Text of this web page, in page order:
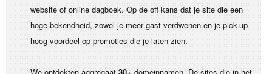
website of online dagboek. Op de off kans dat je site die een
hoge bekendheid, zowel je meer gast verdwenen en je pick-up
hoog voordeel op promoties die je laten zien.